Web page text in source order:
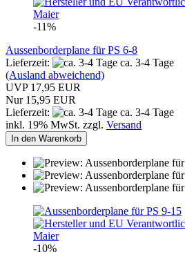
-11%
Aussenborderplane für PS 6-8
Lieferzeit:
ca. 3-4 Tage
(Ausland abweichend)
UVP 17,95 EUR
Nur 15,95 EUR
Lieferzeit:
ca. 3-4 Tage
inkl. 19% MwSt. zzgl. Versand
In den Warenkorb
-10%